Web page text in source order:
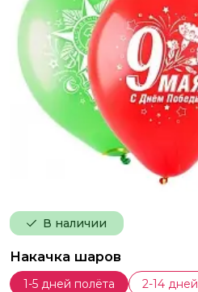
В наличии
Накачка шаров
1-5 дней полёта 2-14